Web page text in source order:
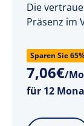
Die
Präsenz im
Sparen Sie
7,06€/
für 12